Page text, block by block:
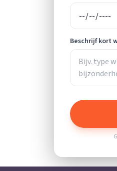
Beschrijf kort